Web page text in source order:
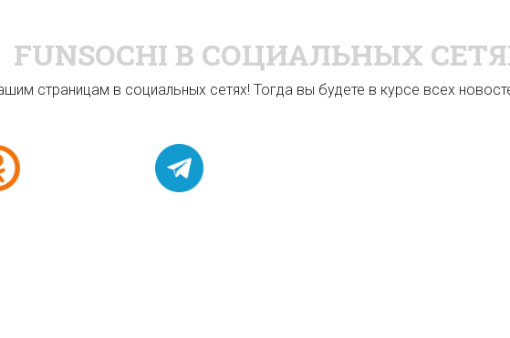
FUNSOCHI В СОЦИАЛЬНЫХ
страницам в социальных сетях! Тогда вы будете в курсе всех